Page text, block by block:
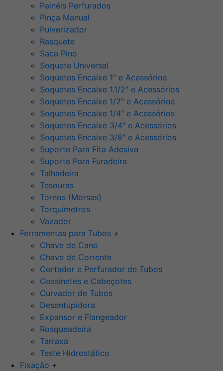
Painéis Perfurados
Pinça Manual
Pulverizador
Rasquete
Saca Pino
Soquete Universal
Soquetes Encaixe 1" e Acessórios
Soquetes Encaixe 1.1/2" e Acessórios
Soquetes Encaixe 1/2" e Acessórios
Soquetes Encaixe 1/4" e Acessórios
Soquetes Encaixe 3/4" e Acessórios
Soquetes Encaixe 3/8" e Acessórios
Suporte Para Fita Adesiva
Suporte Para Furadeira
Talhadeira
Tesouras
Tornos (Morsas)
Torquímetros
Vazador
Ferramentas para Tubos +
Chave de Cano
Chave de Corrente
Cortador e Perfurador de Tubos
Cossinetes e Cabeçotes
Curvador de Tubos
Desentupidora
Expansor e Flangeador
Rosqueadeira
Tarraxa
Teste Hidrostático
Fixação +